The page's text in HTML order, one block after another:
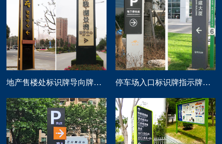
地产售楼处标识牌导向牌精神堡垒制作 停车场入口标识牌指示牌导向牌定做